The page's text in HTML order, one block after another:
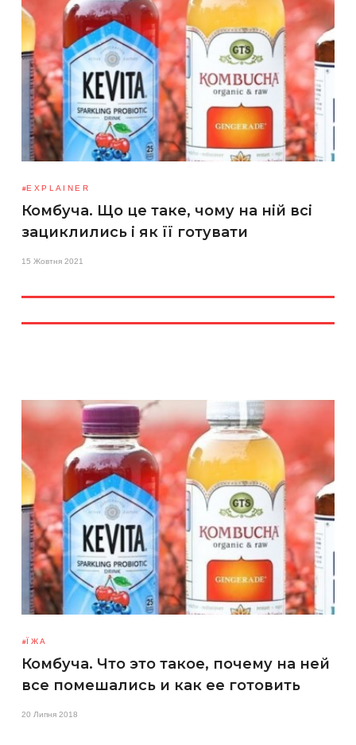
EXPLAINER
Комбуча. Що це таке, чому на ній всі
зациклились і як її готувати
15 Жовтня 2021
ЇЖА
Комбуча. Что это такое, почему на ней
все помешались и как ее готовить
20 Липня 2018